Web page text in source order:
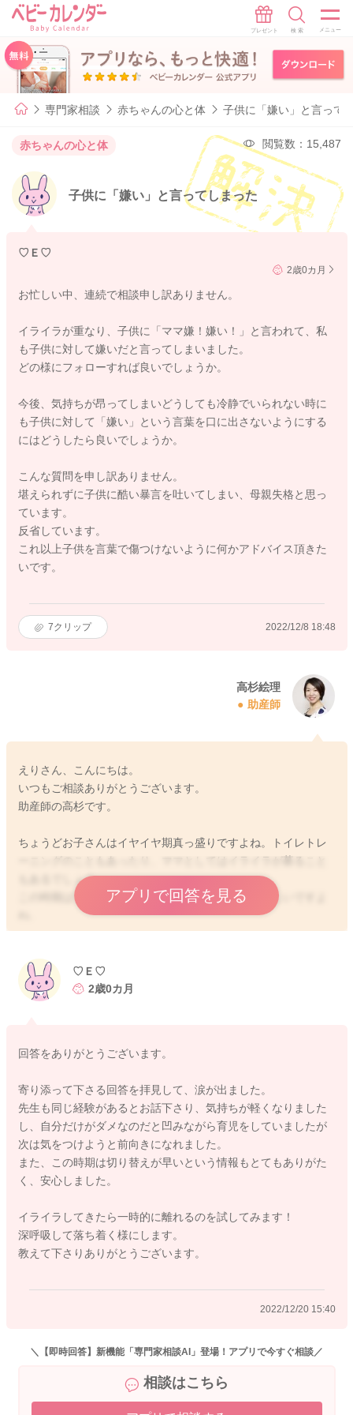
専門家相談 赤ちゃんの心と体 子供に「嫌い」と言って
赤ちゃんの心と体 閲覧数：15,487
子供に「嫌い」と言ってしまった
♡Ｅ♡
2歳0カ月
お忙しい中、連続で相談申し訳ありません。
イライラが重なり、子供に「ママ嫌！嫌い！」と言われて、私
も子供に対して嫌いだと言ってしまいました。
どの様にフォローすれば良いでしょうか。
今後、気持ちが昂ってしまいどうしても冷静でいられない時に
も子供に対して「嫌い」という言葉を口に出さないようにする
にはどうしたら良いでしょうか。
こんな質問を申し訳ありません。
堪えられずに子供に酷い暴言を吐いてしまい、母親失格と思っ
ています。
反省しています。
これ以上子供を言葉で傷つけないように何かアドバイス頂きた
いです。
7クリップ 2022/12/8 18:48
高杉絵理
助産師
えりさん、こんにちは。
いつもご相談ありがとうございます。
助産師の高杉です。
ちょうどお子さんはイヤイヤ期真っ盛りですよね。トイレトレ
ーニングのこともあったり、ママとしてはイライラが募ること
もあるでしょう。
この時期はママも終始穏やかでいることはとても難しいですよ
いと言ってしまったことがあるので、えりさんの母親として落
ち込む気持ちもとてもよくわかります。まだまだ未熟な子ども
この時期の子どもは切り替えもとても早いですし、心の中に抱
残ってないと思います。ご安心くださいね。
ただやはりこのようなことが繰り返されることは避けたいです
よね。
アンガーコントロールにおいて、怒りのピークは6秒といわれて
す。
イライラして感情のコントロールがつかなさそうでしたら、お
子さんを安全な環境において、お部屋から離れましょう。お子
だものね、と冷静に考えられるようになります。
なので、えりさんも気持ちが昂ってしまった時はお試しくださ
いね。
アプリで回答を見る
♡Ｅ♡
2歳0カ月
回答をありがとうございます。
寄り添って下さる回答を拝見して、涙が出ました。
先生も同じ経験があるとお話下さり、気持ちが軽くなりました
し、自分だけがダメなのだと凹みながら育児をしていましたが
次は気をつけようと前向きになれました。
また、この時期は切り替えが早いという情報もとてもありがた
く、安心しました。
イライラしてきたら一時的に離れるのを試してみます！
深呼吸して落ち着く様にします。
教えて下さりありがとうございます。
2022/12/20 15:40
＼【即時回答】新機能「専門家相談AI」登場！アプリで今すぐ相談／
相談はこちら